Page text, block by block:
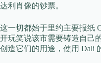
达利肖像的钞票。
这一切都始于里约主要报纸
开玩笑说该市需要铸造自己
创造它们的用途，使用 Dali